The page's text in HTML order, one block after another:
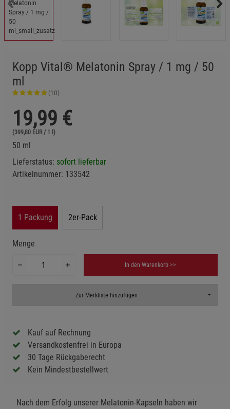
Kopp Vital® Melatonin Spray / 1 mg / 50
ml
(10)
19,99 €
(399,80 EUR / 1 l)
50 ml
Lieferstatus: sofort lieferbar
Artikelnummer: 133542
1 Packung 2er-Pack
Menge
In den Warenkorb >>
Zur Merkliste hinzufügen Toggle
Kauf auf Rechnung
Versandkostenfrei in Europa
30 Tage Rückgaberecht
Kein Mindestbestellwert
Nach dem Erfolg unserer Melatonin-Kapseln haben wir